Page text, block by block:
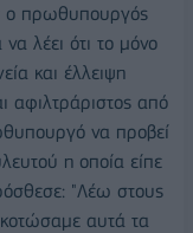
ο πρωθυπουργός
λέει ότι το μόνο
και έλλειψη
αφιλτράριστος από
να προβεί
η οποία είπε
"Λέω στους
αυτά τα